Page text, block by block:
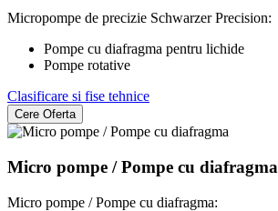
Micropompe de precizie Schwarzer Precision:
Pompe cu diafragma pentru lichide
Pompe rotative
Clasificare si fise tehnice
Cere Oferta
Micro pompe / Pompe cu diafragma
Micro pompe / Pompe cu diafragma: